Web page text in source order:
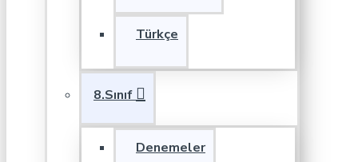
Türkçe
8.Sınıf
Denemeler